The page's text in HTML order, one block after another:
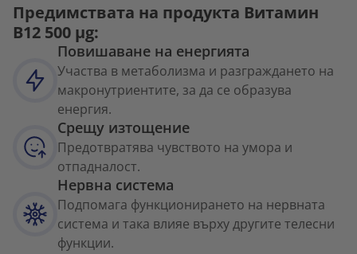
Предимствата на продукта Витамин
B12 500 µg:
Повишаване на енергията
Участва в метаболизма и разграждането на
макронутриентите, за да се образува
енергия.
Срещу изтощение
Предотвратява чувството на умора и
отпадналост.
Нервна система
Подпомага функционирането на нервната
система и така влияе върху другите телесни
функции.